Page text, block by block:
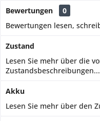
Bewertungen
0
Bewertungen lesen,
Zustand
Lesen Sie mehr über die
Zustandsbeschreibungen...
Akku
Lesen Sie mehr über den